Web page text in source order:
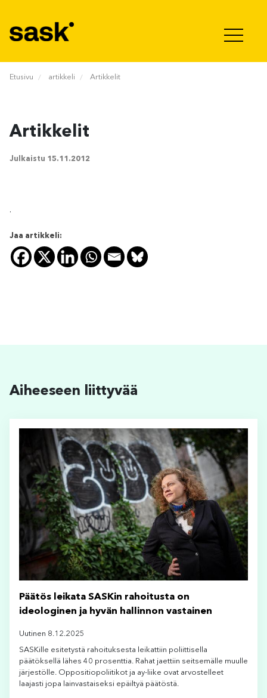
Etusivu artikkeli Artikkelit
Artikkelit
Julkaistu 15.11.2012
.
Jaa artikkeli:
Aiheeseen liittyvää
Päätös leikata SASKin rahoitusta on
ideologinen ja hyvän hallinnon vastainen
Uutinen 8.12.2025
SASKille esitetystä rahoituksesta leikattiin poliittisella
päätöksellä lähes 40 prosenttia. Rahat jaettiin seitsemälle muulle
järjestölle. Oppositiopoliitikot ja ay-liike ovat arvostelleet
laajasti jopa lainvastaiseksi epäiltyä päätöstä.